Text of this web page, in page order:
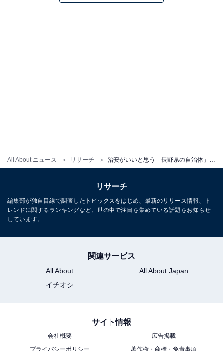
All About ニュース リサーチ
リサーチ
編集部が独自目線で調査したトピックスをはじめ、最新のリリース情報、ト
レンドに関するランキングなど、世の中で注目を集めている話題をお知らせ
しています。
関連サービス
All About
All About Japan
イチオシ
サイト情報
会社概要
広告掲載
プライバシーポリシー
著作権・商標・免責事項